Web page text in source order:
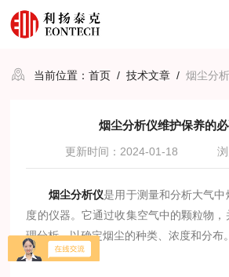
当前位置：首页 /技术文章 /烟尘分
烟尘分析仪维护保养的
更新时间：2024-01-18
烟尘分析仪是用于测量和分析大气
度的仪器。它通过收集空气中的颗粒物
理分析，以确定烟尘的种类、浓度和分布。